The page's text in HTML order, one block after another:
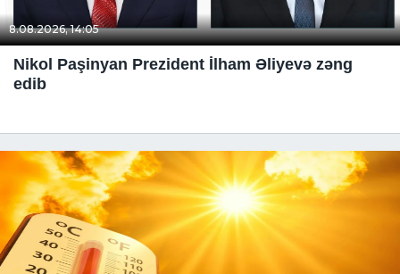
8.08.2026, 14:05
Nikol Paşinyan Prezident İlham Əliyevə zəng
edib